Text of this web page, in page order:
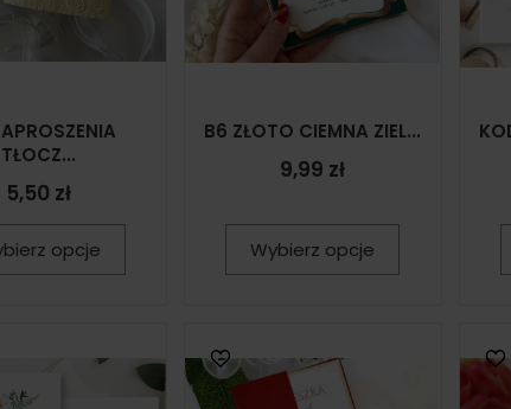
TŁOCZ...
5,50 zł
opcje
B6 ZŁOTO CIEMNA ZIEL...
9,99 zł
Wybierz opcje